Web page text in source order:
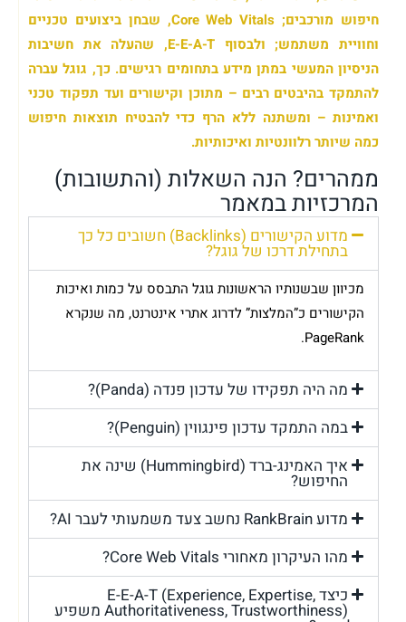
חיפוש מורכבים; Core Web Vitals, שבחן ביצועים טכניים
וחוויית משתמש; ולבסוף E-E-A-T, שהעלה את חשיבות
הניסיון המעשי במתן מידע בתחומים רגישים. כך, גוגל עברה
להתמקד בהיבטים רבים – מתוכן וקישורים ועד תפקוד טכני
ואמינות – ומשתנה ללא הרף כדי להבטיח תוצאות חיפוש
כמה שיותר רלוונטיות ואיכותיות.
ממהרים? הנה השאלות (והתשובות)
המרכזיות במאמר
מדוע הקישורים (Backlinks) חשובים כל כך
בתחילת דרכו של גוגל?
מכיוון שבשנותיו הראשונות גוגל התבסס על כמות ואיכות
הקישורים כ”המלצות” לדרוג אתרי אינטרנט, מה שנקרא
PageRank.
מה היה תפקידו של עדכון פנדה (Panda)?
במה התמקד עדכון פינגווין (Penguin)?
איך האמינג-ברד (Hummingbird) שינה את
החיפוש?
מדוע RankBrain נחשב צעד משמעותי לעבר AI?
מהו העיקרון מאחורי Core Web Vitals?
כיצד E-E-A-T (Experience, Expertise,
Authoritativeness, Trustworthiness) משפיע